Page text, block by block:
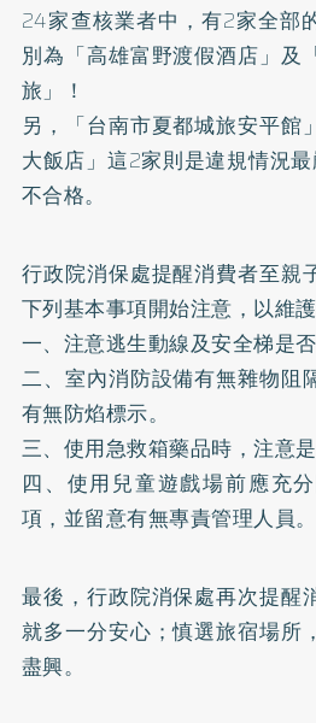
24家查核業者中，有2家全部
別為「高雄富野渡假酒店」及
旅」！
另，「台南市夏都城旅安平館
大飯店」這2家則是違規情況
不合格。
行政院消保處提醒消費者至親
下列基本事項開始注意，以維
一、注意逃生動線及安全梯是否
二、室內消防設備有無雜物阻
有無防焰標示。
三、使用急救箱藥品時，注意
四、使用兒童遊戲場前應充
項，並留意有無專責管理人員。
最後，行政院消保處再次提醒
就多一分安心；慎選旅宿場所
盡興。